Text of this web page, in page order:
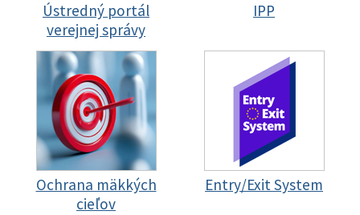
Ústredný portál
verejnej správy
IPP
Ochrana mäkkých
cieľov
Entry/Exit System